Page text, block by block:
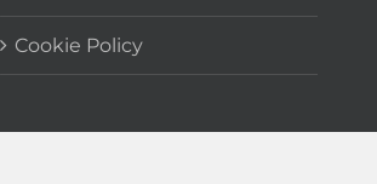
Cookie Policy